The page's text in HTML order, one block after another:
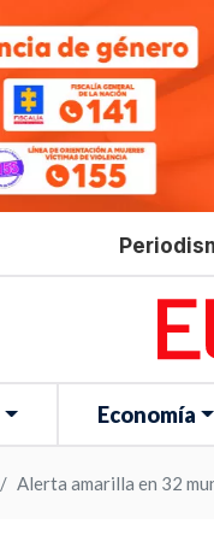
Economía
Alerta amarilla en 32